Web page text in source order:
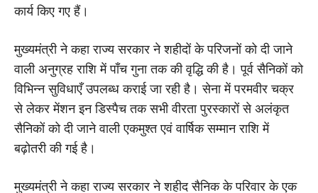
कार्य किए गए हैं।
मुख्यमंत्री ने कहा राज्य सरकार ने शहीदों के परिजनों को दी जाने
वाली अनुग्रह राशि में पाँच गुना तक की वृद्धि की है। पूर्व सैनिकों को
विभिन्न सुविधाएँ उपलब्ध कराई जा रही है। सेना में परमवीर चक्र
से लेकर मेंशन इन डिस्पैच तक सभी वीरता पुरस्कारों से अलंकृत
सैनिकों को दी जाने वाली एकमुश्त एवं वार्षिक सम्मान राशि में
बढ़ोतरी की गई है।
मुख्यमंत्री ने कहा राज्य सरकार ने शहीद सैनिक के परिवार के एक